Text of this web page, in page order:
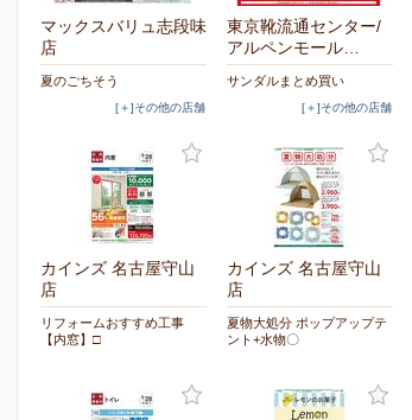
マックスバリュ志段味
店
夏のごちそう
[＋]その他の店舗
東京靴流通センター/
アルペンモール…
サンダルまとめ買い
[＋]その他の店舗
カインズ 名古屋守山
店
リフォームおすすめ工事
【内窓】□
カインズ 名古屋守山
店
夏物大処分 ポップアップテ
ント+水物〇